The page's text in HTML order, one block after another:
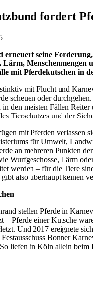
fordert
erneuert seine
Menschenmengen
mit Pferdekutschen in
mit Flucht und
scheuen oder
den meisten Fällen
Tierschutzes und der
mit Pferden verlassen
für Umwelt,
an mehreren Punkten
Wurfgeschosse, Lärm
werden – für die Tiere
also überhaupt keinen
stellen Pferde in
– Pferde einer Kutsche
Und 2017 ereignete
Bonner
liefen in Köln allein beim